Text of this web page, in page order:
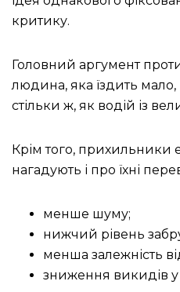
критику.
Головний аргумент
людина, яка їздить
стільки ж, як водій із
Крім того, прихильники
нагадують і про їхні
менше шуму;
нижчий рівень
менша залежність
зниження викидів у